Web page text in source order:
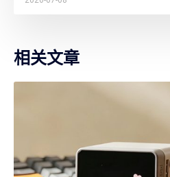
相关文章